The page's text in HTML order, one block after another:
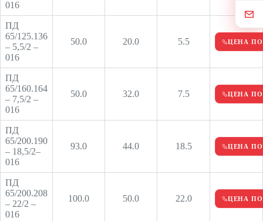
016
ПД
65/125.136
– 5,5/2 –
016
50.0 20.0 5.5 ЦЕНА
ПД
65/160.164
– 7,5/2 –
016
50.0 32.0 7.5 ЦЕНА
ПД
65/200.190
– 18,5/2–
016
93.0 44.0 18.5 ЦЕНА
ПД
65/200.208
– 22/2 –
016
100.0 50.0 22.0 ЦЕНА